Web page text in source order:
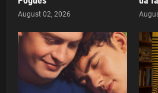
August 02, 2026